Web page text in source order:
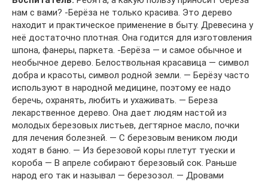
нам с вами? -Берёза не только красива. Это дерево
находит и практическое применение в быту. Древесина у
неё достаточно плотная. Она годится для изготовления
шпона, фанеры, паркета. -Берёза — и самое обычное и
необычное дерево. Белоствольная красавица — символ
добра и красоты, символ родной земли. — Берёзу часто
используют в народной медицине, поэтому ее надо
беречь, охранять, любить и ухаживать. — Береза
лекарственное дерево. Она дает людям настой из
молодых березовых листьев, дегтярное масло, почки
для лечения болезней. — С березовым веником люди
ходят в баню. — Из березовой коры плетут туески и
короба — В апреле собирают березовый сок. Раньше
народ его так и называл — березозол. — Дровами